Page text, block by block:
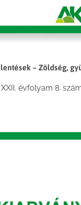
– Zöldség,
XXII. évfolyam 8.